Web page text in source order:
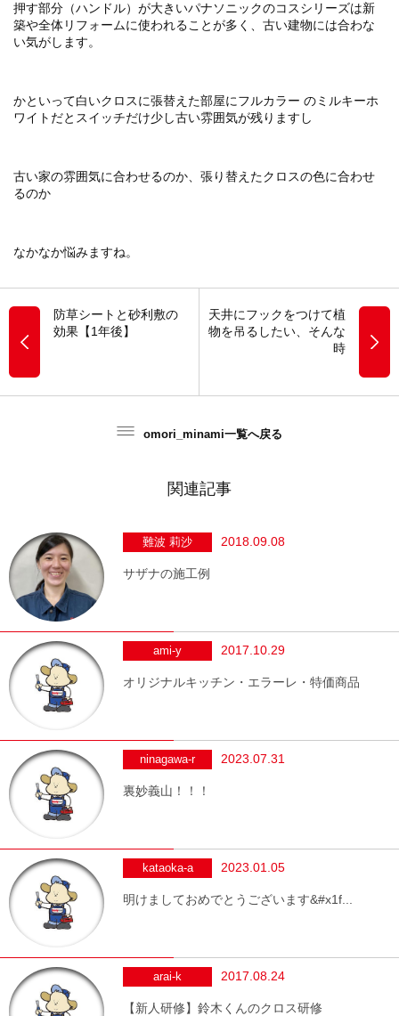
押す部分（ハンドル）が大きいパナソニックのコスシリーズは新
築や全体リフォームに使われることが多く、古い建物には合わな
い気がします。
かといって白いクロスに張替えた部屋にフルカラー のミルキーホ
ワイトだとスイッチだけ少し古い雰囲気が残りますし
古い家の雰囲気に合わせるのか、張り替えたクロスの色に合わせ
るのか
なかなか悩みますね。
防草シートと砂利敷の
効果【1年後】
天井にフックをつけて植
物を吊るしたい、そんな
時
omori_minami一覧へ戻る
関連記事
難波 莉沙 2018.09.08
サザナの施工例
ami-y 2017.10.29
オリジナルキッチン・エラーレ・特価商品
ninagawa-r 2023.07.31
裏妙義山！！！
kataoka-a 2023.01.05
明けましておめでとうございます&#x1f...
arai-k 2017.08.24
【新人研修】鈴木くんのクロス研修